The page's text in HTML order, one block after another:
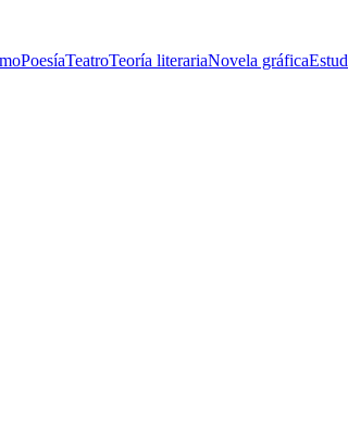
PoesíaTeatroTeoría literariaNovela gráfica